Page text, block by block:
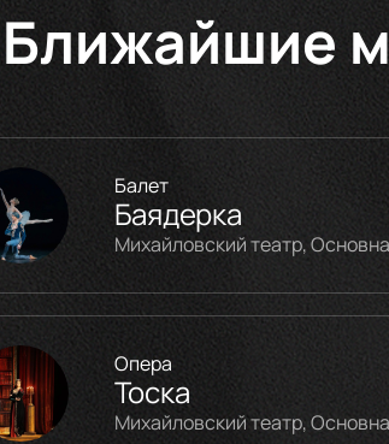
Ближайшие
Балет
Баядерка
Михайловский театр,
Опера
Тоска
Михайловский театр,